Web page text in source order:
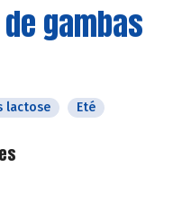
gambas
lactose Eté